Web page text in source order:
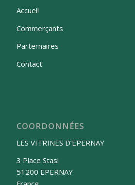
Accueil
Commerçants
Parternaires
Contact
COORDONNÉES
LES VITRINES D’EPERNAY
3 Place Stasi
51200 EPERNAY